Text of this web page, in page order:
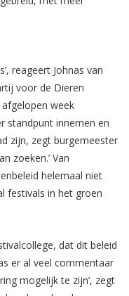
reageert Johnas van
voor de Dieren
week
standpunt innemen en
zijn, zegt burgemeester
zoeken.’ Van
helemaal niet
festivals in het groen
dat dit beleid
er al veel commentaar
mogelijk te zijn’, zegt